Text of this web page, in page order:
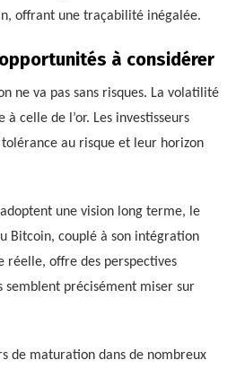
offrant une traçabilité inégalée.
à considérer
ne va pas sans risques. La volatilité
celle de l’or. Les investisseurs
au risque et leur horizon
une vision long terme, le
Bitcoin, couplé à son intégration
réelle, offre des perspectives
semblent précisément miser sur
de maturation dans de nombreux